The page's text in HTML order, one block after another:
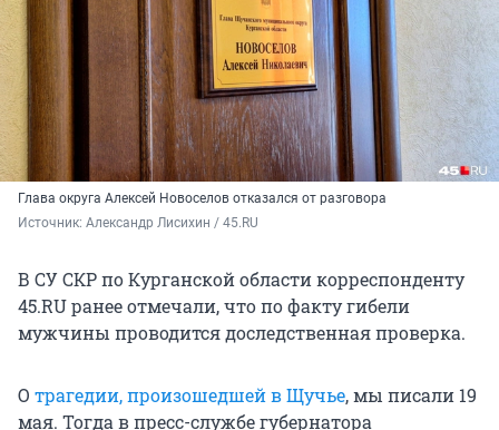
Глава округа Алексей Новоселов отказался от разговора
Источник: Александр Лисихин / 45.RU
В СУ СКР по Курганской области корреспонденту
45.RU ранее отмечали, что по факту гибели
мужчины проводится доследственная проверка.
О трагедии, произошедшей в Щучье, мы писали 19
мая. Тогда в пресс-службе губернатора